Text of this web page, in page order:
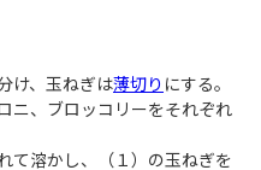
け、玉ねぎは薄切り にする。
ニ、ブロッコリーをそれぞれ
て溶かし、（１）の玉ねぎを